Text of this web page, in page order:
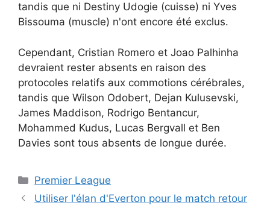
tandis que ni Destiny Udogie (cuisse) ni Yves
Bissouma (muscle) n'ont encore été exclus.
Cependant, Cristian Romero et Joao Palhinha
devraient rester absents en raison des
protocoles relatifs aux commotions cérébrales,
tandis que Wilson Odobert, Dejan Kulusevski,
James Maddison, Rodrigo Bentancur,
Mohammed Kudus, Lucas Bergvall et Ben
Davies sont tous absents de longue durée.
Catégories
Premier League
Utiliser l'élan d'Everton pour le match retour